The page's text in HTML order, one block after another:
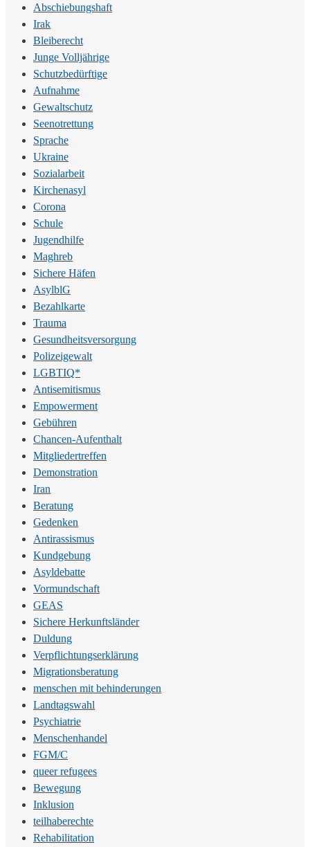
Abschiebungshaft
Irak
Bleiberecht
Junge Volljährige
Schutzbedürftige
Aufnahme
Gewaltschutz
Seenotrettung
Sprache
Ukraine
Sozialarbeit
Kirchenasyl
Corona
Schule
Jugendhilfe
Maghreb
Sichere Häfen
AsylblG
Bezahlkarte
Trauma
Gesundheitsversorgung
Polizeigewalt
LGBTIQ*
Antisemitismus
Empowerment
Gebühren
Chancen-Aufenthalt
Mitgliedertreffen
Demonstration
Iran
Beratung
Gedenken
Antirassismus
Kundgebung
Asyldebatte
Vormundschaft
GEAS
Sichere Herkunftsländer
Duldung
Verpflichtungserklärung
Migrationsberatung
menschen mit behinderungen
Landtagswahl
Psychiatrie
Menschenhandel
FGM/C
queer refugees
Bewegung
Inklusion
teilhaberechte
Rehabilitation